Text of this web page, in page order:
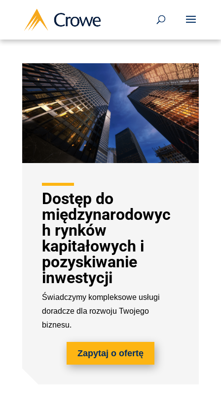
Dostęp do
międzynarodowyc
h rynków
kapitałowych i
pozyskiwanie
inwestycji
Świadczymy kompleksowe usługi
doradcze dla rozwoju Twojego
biznesu.
Zapytaj o ofertę